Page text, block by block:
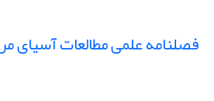
فصلنامه علمی مطالعات آسیای